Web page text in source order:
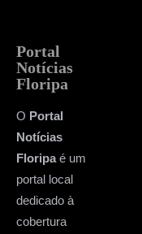
Portal
Notícias
Floripa
O Portal
Notícias
Floripaé um
portal local
dedicado à
cobertura